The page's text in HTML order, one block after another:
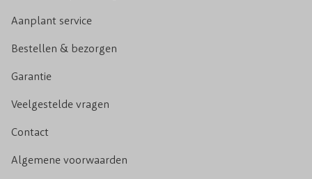
Aanplant service
Bestellen & bezorgen
Garantie
Veelgestelde vragen
Contact
Algemene voorwaarden